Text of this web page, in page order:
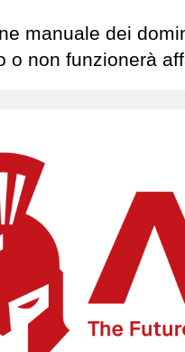
manuale dei
o non funzionerà